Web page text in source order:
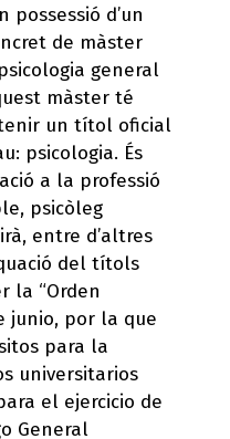
possessió d’un
de màster
general
màster té
tenir un títol oficial
psicologia. És
a la professió
psicòleg
entre d’altres
del títols
la “Orden
junio, por la que
para la
universitarios
el ejercicio de
General